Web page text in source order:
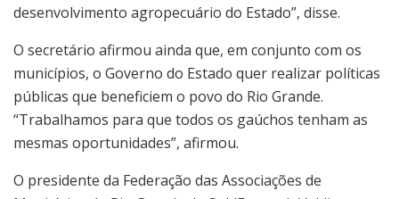
desenvolvimento agropecuário do Estado”, disse.
O secretário afirmou ainda que, em conjunto com os
municípios, o Governo do Estado quer realizar políticas
públicas que beneficiem o povo do Rio Grande.
“Trabalhamos para que todos os gaúchos tenham as
mesmas oportunidades”, afirmou.
O presidente da Federação das Associações de